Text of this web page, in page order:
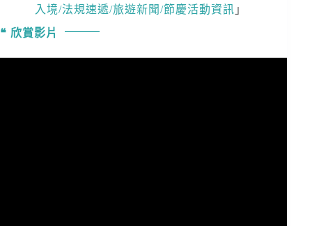
入境/法規速遞/旅遊新聞/節慶活動資訊 」
欣賞影片